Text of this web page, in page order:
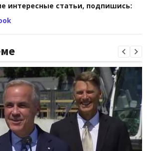
интересные статьи, подпишись: